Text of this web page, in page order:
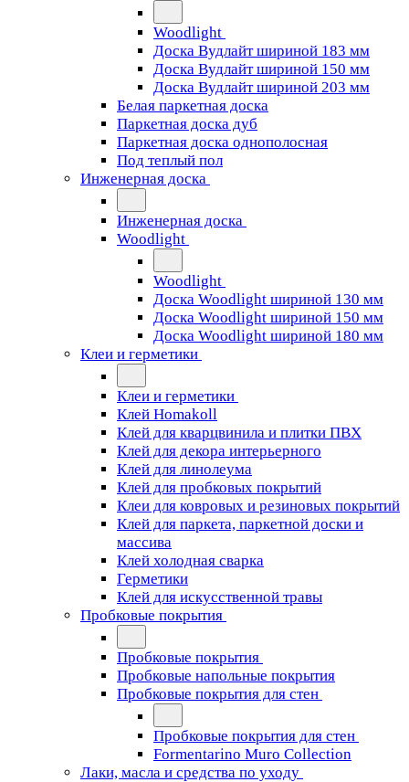
Woodlight
Доска Вудлайт шириной 183 мм
Доска Вудлайт шириной 150 мм
Доска Вудлайт шириной 203 мм
Белая паркетная доска
Паркетная доска дуб
Паркетная доска однополосная
Под теплый пол
Инженерная доска
Инженерная доска
Woodlight
Woodlight
Доска Woodlight шириной 130 мм
Доска Woodlight шириной 150 мм
Доска Woodlight шириной 180 мм
Клеи и герметики
Клеи и герметики
Клей Homakoll
Клей для кварцвинила и плитки ПВХ
Клей для декора интерьерного
Клей для линолеума
Клей для пробковых покрытий
Клеи для ковровых и резиновых покрытий
Клей для паркета, паркетной доски и
массива
Клей холодная сварка
Герметики
Клей для искусственной травы
Пробковые покрытия
Пробковые покрытия
Пробковые напольные покрытия
Пробковые покрытия для стен
Пробковые покрытия для стен
Formentarino Muro Collection
Лаки, масла и средства по уходу